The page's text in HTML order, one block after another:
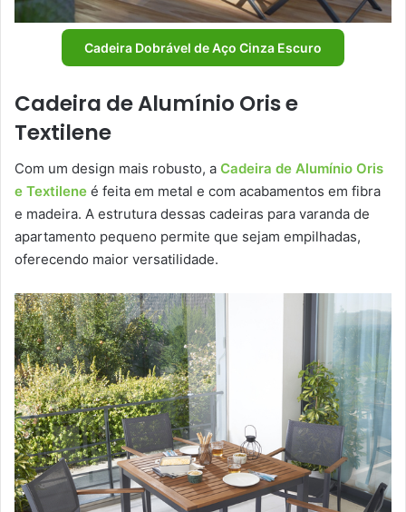
Cadeira Dobrável de Aço Cinza Escuro
Cadeira de Alumínio Oris e
Textilene
Com um design mais robusto, a Cadeira de Alumínio Oris
e Textilene é feita em metal e com acabamentos em fibra
e madeira. A estrutura dessas cadeiras para varanda de
apartamento pequeno permite que sejam empilhadas,
oferecendo maior versatilidade.